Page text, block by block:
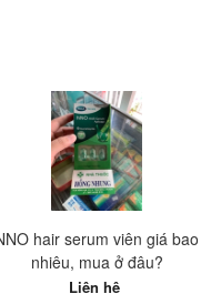
hair serum viên giá bao
nhiêu, mua ở đâu?
Liên hệ